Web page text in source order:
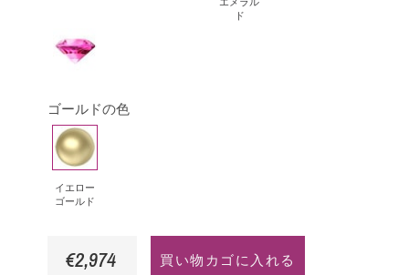
ン
ア
ド
ピ
ン
サ
フ
ァ
イ
ア
ゴールドの色
イ
エ
ロ
ー
ー
イエロー
ゴールド
€2,974 買い物カゴに入れる